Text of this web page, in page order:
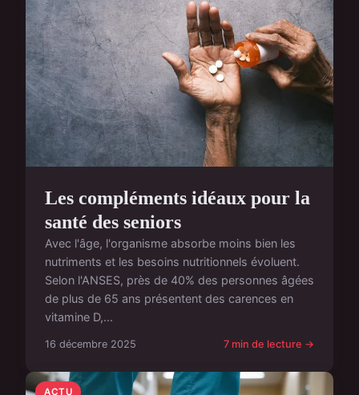
Les compléments idéaux pour la
santé des seniors
Avec l'âge, l'organisme absorbe moins bien les
nutriments et les besoins nutritionnels évoluent.
Selon l'ANSES, près de 40% des personnes âgées
de plus de 65 ans présentent des carences en
vitamine D,...
16 décembre 2025 7 min de lecture →
ACTU